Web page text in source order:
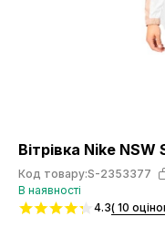
Вітрівка Nike
Код товару:S-2353377
В наявності
4.3( 10